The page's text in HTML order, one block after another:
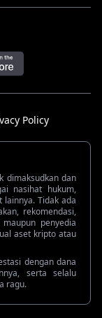
Policy
dimaksudkan dan
nasihat hukum,
lainnya. Tidak ada
rekomendasi,
penyedia
aset kripto atau
dengan dana
serta selalu
ragu.